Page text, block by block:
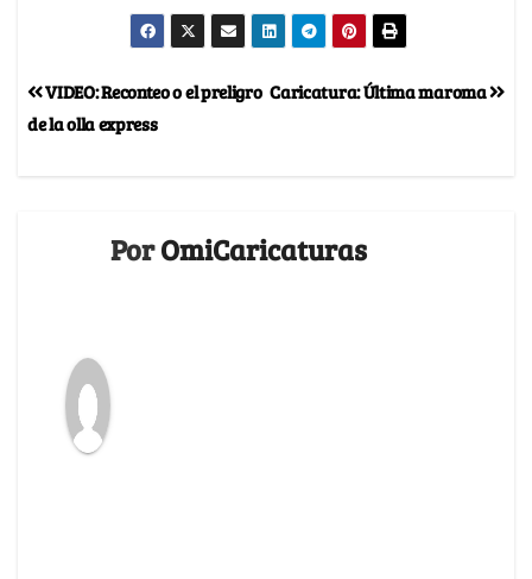
Caricatura: Última maroma
VIDEO: Reconteo o el preligro
de la olla express
PorOmiCaricaturas